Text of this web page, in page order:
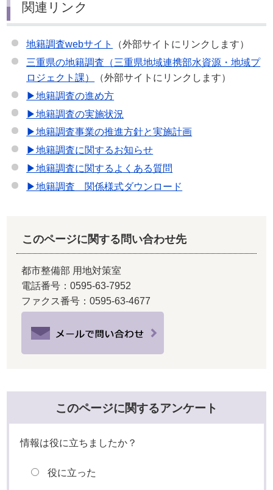
関連リンク
地籍調査webサイト
（外部サイトにリンクします）
三重県の地籍調査（三重県地域連携部水資源・地域プ
ロジェクト課）
（外部サイトにリンクします）
▶地籍調査の進め方
▶地籍調査の実施状況
▶地籍調査事業の推進方針と実施計画
▶地籍調査に関するお知らせ
▶地籍調査に関するよくある質問
▶地籍調査 関係様式ダウンロード
このページに関する問い合わせ先
都市整備部 用地対策室
電話番号：0595-63-7952
ファクス番号：0595-63-4677
このページに関するアンケート
情報は役に立ちましたか？
役に立った